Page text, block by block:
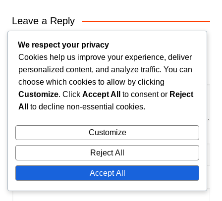
Leave a Reply
Your email address will not be published.
fields are marked*
Comment
Name
Email*
We respect your privacy
Cookies help us improve your experience, deliver
personalized content, and analyze traffic. You can
choose which cookies to allow by clicking
Customize. Click Accept All to consent or Reject
All
to decline non-essential cookies.
Customize
Reject All
Accept All